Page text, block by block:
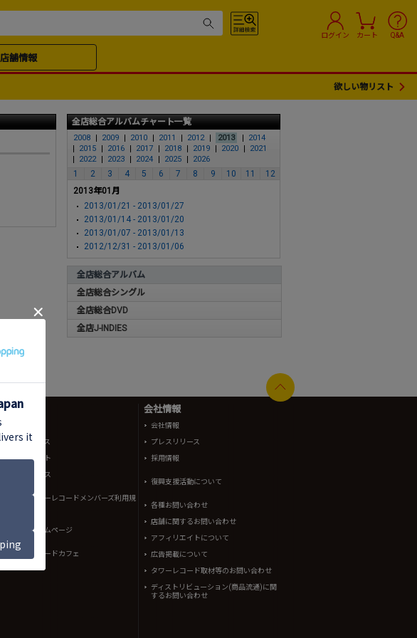
ログイン カート Q&A
店舗情報
欲しい物リスト
全店総合アルバムチャート一覧
2008 2009 2010 2011 2012 2013
2014
2015
2016 2017 2018 2019 2020
2021
2022
2023 2024 2025 2026
1 2 3 4 5 6 7 8 9 10 11
12
2013年01月
2013/01/21 - 2013/01/27
2013/01/14 - 2013/01/20
2013/01/07 - 2013/01/13
2012/12/31 - 2013/01/06
全店総合アルバム
全店総合シングル
全店総合DVD
全店J-INDIES
店舗情報
店舗ニュース
店舗イベント
店舗サービス
規約（タワーレコードメンバーズ利用規
渋谷店ホームページ
タワーレコードカフェ
会社情報
会社情報
プレスリリース
採用情報
復興支援活動について
各種お問い合わせ
店舗に関するお問い合わせ
アフィリエイトについて
広告掲載について
タワーレコード取材等のお問い合わせ
ディストリビューション(商品流通)に関
するお問い合わせ